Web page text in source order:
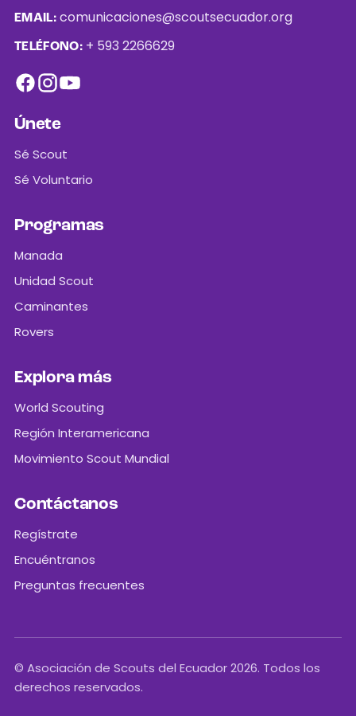
EMAIL: comunicaciones@scoutsecuador.org
TELÉFONO: + 593 2266629
Únete
Sé Scout
Sé Voluntario
Programas
Manada
Unidad Scout
Caminantes
Rovers
Explora más
World Scouting
Región Interamericana
Movimiento Scout Mundial
Contáctanos
Regístrate
Encuéntranos
Preguntas frecuentes
© Asociación de Scouts del Ecuador 2026. Todos los
derechos reservados.